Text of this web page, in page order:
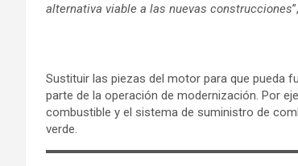
alternativa viable a las nuevas construcciones
Sustituir las piezas del motor para que pueda
parte de la operación de modernización. Por
combustible y el sistema de suministro de
verde.